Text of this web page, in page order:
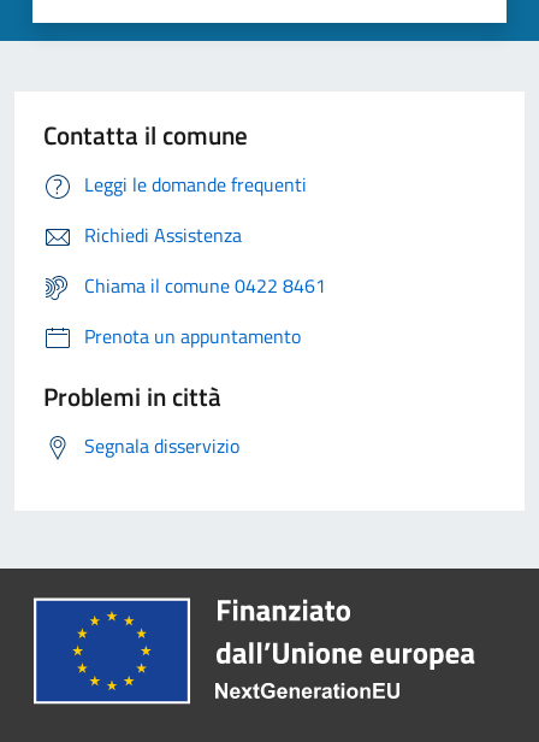
Contatta il comune
Leggi le domande frequenti
Richiedi Assistenza
Chiama il comune 0422 8461
Prenota un appuntamento
Problemi in città
Segnala disservizio